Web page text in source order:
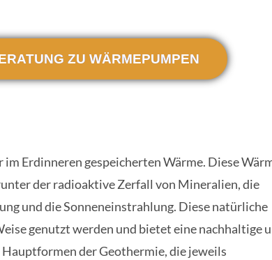
ZU WÄRMEPUMPEN
Erdinneren gespeicherten Wärme. Diese
der radioaktive Zerfall von Mineralien, die
und die Sonneneinstrahlung. Diese natürliche
genutzt werden und bietet eine nachhaltige
der Geothermie, die jeweils